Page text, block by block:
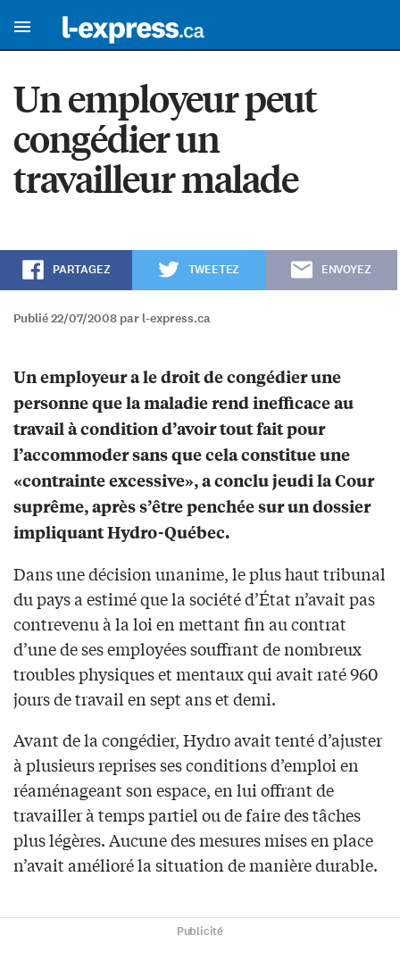
Un employeur peut
congédier un
travailleur malade
PARTAGEZ TWEETEZ ENVOYEZ
Publié 22/07/2008 par l-express.ca
Un employeur a le droit de congédier une
personne que la maladie rend inefficace au
travail à condition d’avoir tout fait pour
l’accommoder sans que cela constitue une
«contrainte excessive», a conclu jeudi la Cour
suprême, après s’être penchée sur un dossier
impliquant Hydro-Québec.
Dans une décision unanime, le plus haut tribunal
du pays a estimé que la société d’État n’avait pas
contrevenu à la loi en mettant fin au contrat
d’une de ses employées souffrant de nombreux
troubles physiques et mentaux qui avait raté 960
jours de travail en sept ans et demi.
Avant de la congédier, Hydro avait tenté d’ajuster
à plusieurs reprises ses conditions d’emploi en
réaménageant son espace, en lui offrant de
travailler à temps partiel ou de faire des tâches
plus légères. Aucune des mesures mises en place
n’avait amélioré la situation de manière durable.
Publicité